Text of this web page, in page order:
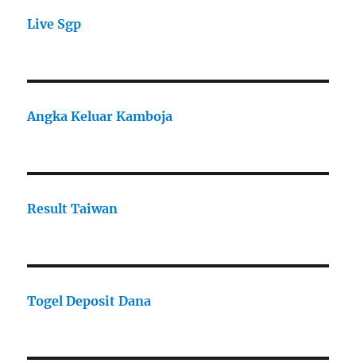
Live Sgp
Angka Keluar Kamboja
Result Taiwan
Togel Deposit Dana